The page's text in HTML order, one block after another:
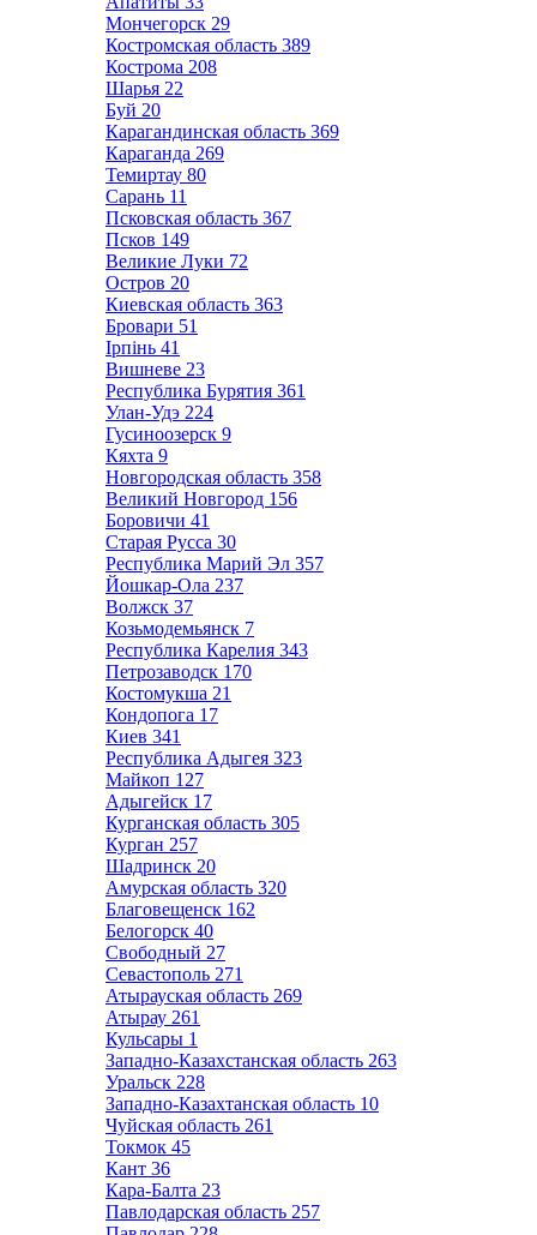
Мончегорск 29
Костромская область 389
Кострома 208
Шарья 22
Буй 20
Карагандинская область 369
Караганда 269
Темиртау 80
Сарань 11
Псковская область 367
Псков 149
Великие Луки 72
Остров 20
Киевская область 363
Бровари 51
Ірпінь 41
Вишневе 23
Республика Бурятия 361
Улан-Удэ 224
Гусиноозерск 9
Кяхта 9
Новгородская область 358
Великий Новгород 156
Боровичи 41
Старая Русса 30
Республика Марий Эл 357
Йошкар-Ола 237
Волжск 37
Козьмодемьянск 7
Республика Карелия 343
Петрозаводск 170
Костомукша 21
Кондопога 17
Киев 341
Республика Адыгея 323
Майкоп 127
Адыгейск 17
Курганская область 305
Курган 257
Шадринск 20
Амурская область 320
Благовещенск 162
Белогорск 40
Свободный 27
Севастополь 271
Атырауская область 269
Атырау 261
Кульсары 1
Западно-Казахстанская область 263
Уральск 228
Западно-Казахтанская область 10
Чуйская область 261
Токмок 45
Кант 36
Кара-Балта 23
Павлодарская область 257